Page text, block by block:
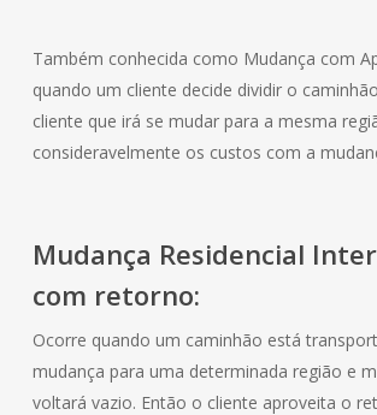
Também conhecida como Mudança com
quando um cliente decide dividir o
cliente que irá se mudar para a mesma
consideravelmente os custos com a
Mudança Residencial
com retorno:
Ocorre quando um caminhão está
mudança para uma determinada região e
voltará vazio. Então o cliente aproveita o